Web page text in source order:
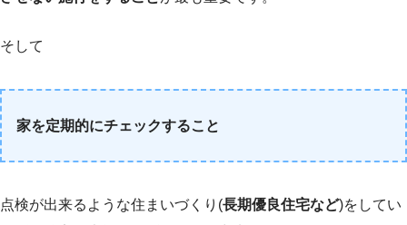
そして
家を定期的にチェックすること
点検が出来るような住まいづくり(長期優良住宅など)をしてい